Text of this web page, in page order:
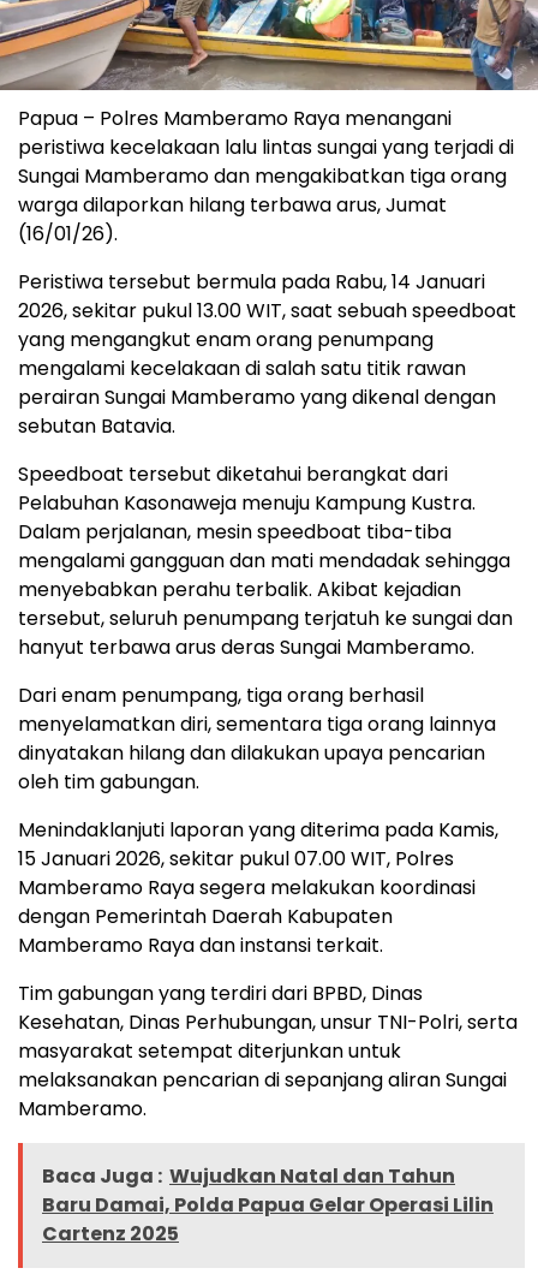
Papua – Polres Mamberamo Raya menangani
peristiwa kecelakaan lalu lintas sungai yang terjadi di
Sungai Mamberamo dan mengakibatkan tiga orang
warga dilaporkan hilang terbawa arus, Jumat
(16/01/26).
Peristiwa tersebut bermula pada Rabu, 14 Januari
2026, sekitar pukul 13.00 WIT, saat sebuah speedboat
yang mengangkut enam orang penumpang
mengalami kecelakaan di salah satu titik rawan
perairan Sungai Mamberamo yang dikenal dengan
sebutan Batavia.
Speedboat tersebut diketahui berangkat dari
Pelabuhan Kasonaweja menuju Kampung Kustra.
Dalam perjalanan, mesin speedboat tiba-tiba
mengalami gangguan dan mati mendadak sehingga
menyebabkan perahu terbalik. Akibat kejadian
tersebut, seluruh penumpang terjatuh ke sungai dan
hanyut terbawa arus deras Sungai Mamberamo.
Dari enam penumpang, tiga orang berhasil
menyelamatkan diri, sementara tiga orang lainnya
dinyatakan hilang dan dilakukan upaya pencarian
oleh tim gabungan.
Menindaklanjuti laporan yang diterima pada Kamis,
15 Januari 2026, sekitar pukul 07.00 WIT, Polres
Mamberamo Raya segera melakukan koordinasi
dengan Pemerintah Daerah Kabupaten
Mamberamo Raya dan instansi terkait.
Tim gabungan yang terdiri dari BPBD, Dinas
Kesehatan, Dinas Perhubungan, unsur TNI-Polri, serta
masyarakat setempat diterjunkan untuk
melaksanakan pencarian di sepanjang aliran Sungai
Mamberamo.
Baca Juga : Wujudkan Natal dan Tahun
Baru Damai, Polda Papua Gelar Operasi Lilin
Cartenz 2025